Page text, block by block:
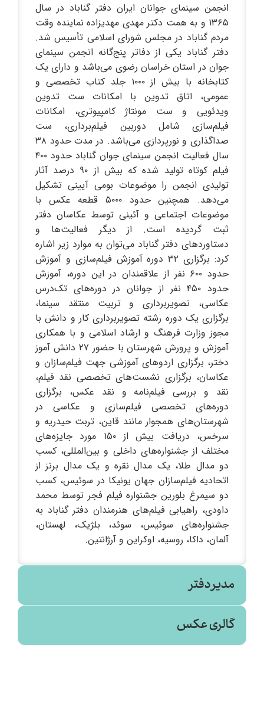
انجمن سینمای جوانان ایران دفتر گناباد در سال
۱۳۶۵ و به همت دکتر مهدی مهدیزاده نماینده وقت
مردم گناباد در مجلس شورای اسلامی تأسیس شد.
دفتر گناباد یکی از دفاتر پنج‌گانه انجمن سینمای
جوان در استان خراسان رضوی می‌باشد و دارای یک
کتابخانه با بیش از ۱۰۰۰ جلد کتاب تخصصی و
عمومی، اتاق تدوین با امکانات ست تدوین
ویدئویی و ست مونتاژ کامپیوتری، امکانات
فیلم‌سازی شامل دوربین فیلم‌برداری، ست
صداگذاری و نورپردازی می‌باشد. در مدت حدود ۳۸
سال فعالیت انجمن سینمای جوان گناباد حدود ۴۰۰
فیلم کوتاه تولید شده که بیش از ۹۰ درصد آثار
تولیدی انجمن را موضوعات بومی آیینی تشکیل
می‌دهد. همچنین حدود ۵۰۰۰ قطعه عکس با
موضوعات اجتماعی و آئینی توسط عکاسان دفتر
ثبت گردیده است. از دیگر فعالیت‌ها و
دستاوردهای دفتر گناباد می‌توان به موارد زیر اشاره
کرد: برگزاری ۳۲ دوره آموزش فیلم‌سازی و آموزش
حدود ۶۰۰ نفر از علاقمندان در این دوره، آموزش
حدود ۴۵۰ نفر از جوانان در دوره‌های تک‌درس
عکاسی، تصویربرداری و تربیت منتقد سینما،
برگزاری یک دوره رشته تصویربرداری کار و دانش با
مجوز وزارت فرهنگ و ارشاد اسلامی و با همکاری
آموزش و پرورش شهرستان با حضور ۲۷ دانش آموز
دختر، برگزاری اردوهای آموزشی جهت فیلم‌سازان و
عکاسان، برگزاری نشست‌های تخصصی نقد فیلم،
نقد و بررسی فیلم‌نامه و نقد عکس، برگزاری
دوره‌های تخصصی فیلم‌سازی و عکاسی در
شهرستان‌های همجوار مانند قاین، تربت حیدریه و
سرخس، دریافت بیش از ۱۵۰ مورد جایزه‌های
مختلف از جشنواره‌های داخلی و بین‌المللی، کسب
دو مدال طلا، یک مدال نقره و یک مدال برنز از
اتحادیه فیلم‌سازان جهان یونیکا در سوئیس، کسب
دو سیمرغ بلورین جشنواره فیلم فجر توسط محمد
داودی، راهیابی فیلم‌های هنرمندان دفتر گناباد به
جشنواره‌های سوئیس، سوئد، بلژیک، لهستان،
آلمان، داکا، روسیه، اوکراین و آرژانتین.
مدیر دفتر
گالری عکس